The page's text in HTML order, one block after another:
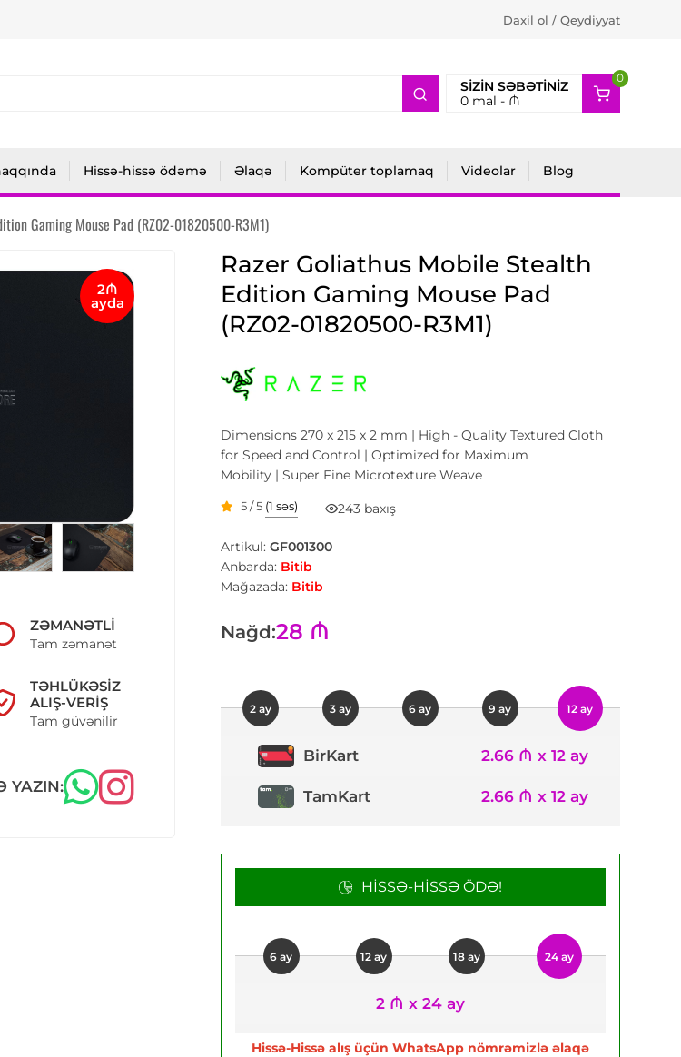
Daxil ol / Qeydiyyat
SIZIN SƏBƏTINIZ
0mal - ₼
0
2
Hissə-hissə ödəmə Əlaqə Kompüter toplamaq Videolar Blog
Gaming Mouse Pad (RZ02-01820500-R3M1)
2₼
ayda
ZƏMANƏTLI
Tam zəmanət
TƏHLÜKƏSIZ
ALIŞ-VERIŞ
Tam güvənilir
YAZIN:
Razer Goliathus Mobile Stealth
Edition Gaming Mouse Pad
(RZ02-01820500-R3M1)
Dimensions 270 x 215 x 2 mm | High - Quality Textured Cloth
for Speed and Control | Optimized for Maximum
Mobility | Super Fine Microtexture Weave
5 / 5 (1 səs) 243 baxış
Artikul: GF001300
Anbarda: Bitib
Mağazada: Bitib
Nağd:28 ₼
2 ay 3 ay 6 ay 9 ay 12 ay
BirKart 2.66 ₼ x 12 ay
TamKart 2.66 ₼ x 12 ay
HISSƏ-HISSƏ ÖDƏ!
6 ay 12 ay 18 ay 24 ay
2 ₼ x 24 ay
Hissə-Hissə alış üçün WhatsApp nömrəmizlə əlaqə